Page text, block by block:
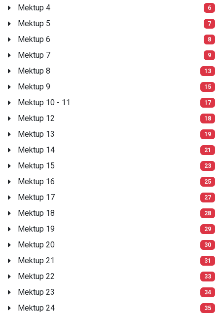
Mektup 4 6
Mektup 5 7
Mektup 6 8
Mektup 7 9
Mektup 8 13
Mektup 9 15
Mektup 10 - 11 17
Mektup 12 18
Mektup 13 19
Mektup 14 21
Mektup 15 23
Mektup 16 25
Mektup 17 27
Mektup 18 28
Mektup 19 29
Mektup 20 30
Mektup 21 31
Mektup 22 33
Mektup 23 34
Mektup 24 35